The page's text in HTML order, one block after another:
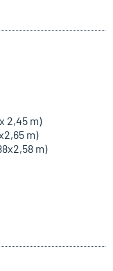
2,45 m)
m)
m)